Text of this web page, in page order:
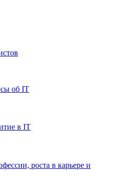
об IT
в IT
роста в карьере и